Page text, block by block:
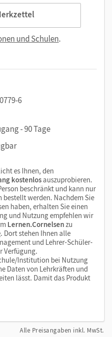
und Schulen.
6
- 90 Tage
es Ihnen, den
kostenlosauszuprobieren.
beschränkt und kann nur
bestellt werden. Nachdem Sie
haben, erhalten Sie einen
und Nutzung empfehlen wir
Lernen.Cornelsenzu
. Dort stehen Ihnen alle
und Lehrer-Schüler-
Verfügung.
Institution bei Nutzung
Daten von Lehrkräften und
lässt. Damit das Produkt
Alle Preisangaben inkl. MwSt.